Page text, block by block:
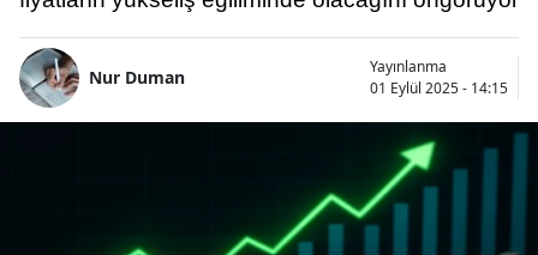
Nur Duman
Yayınlanma
01 Eylül 2025 - 14:15